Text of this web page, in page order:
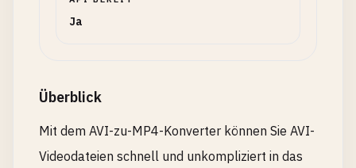
Ja
Überblick
Mit dem AVI-zu-MP4-Konverter können Sie AVI-
Videodateien schnell und unkompliziert in das